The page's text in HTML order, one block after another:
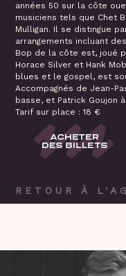
années 50 sur la côte
musiciens tels que Chet
Mulligan. Il se distingue
arrangements incluant
Bop de la côte est, joué
Horace Silver et Hank
blues et le gospel, est
Accompagnés de Jean-
basse, et Patrick Goujon
Tarif sur place : 18 €
RETOUR À